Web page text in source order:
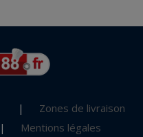
Zones de livraison
Mentions légales